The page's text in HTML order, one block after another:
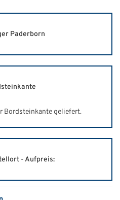
Paderborn
Bordsteinkante geliefert.
- Aufpreis: